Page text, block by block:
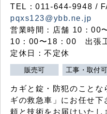
TEL：011-644-9948 /
pqxs123@ybb.ne.jp
営業時間：店舗 10：
10：00〜18：00 出張
定休日：不定休
販売可 工事・取付可
カギと錠・防犯のことな
ギの救急車」にお任せ下
頼と技術をお届けいたし